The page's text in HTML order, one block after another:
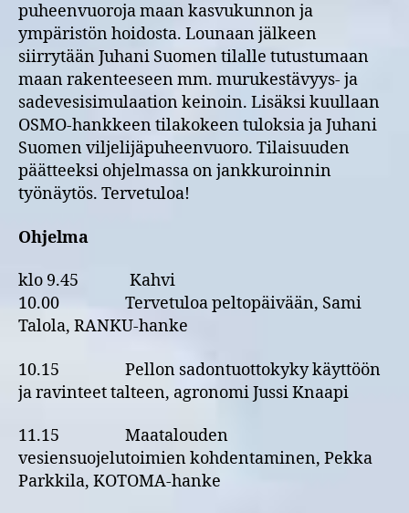
puheenvuoroja maan kasvukunnon ja
ympäristön hoidosta. Lounaan jälkeen
siirrytään Juhani Suomen tilalle tutustumaan
maan rakenteeseen mm. murukestävyys- ja
sadevesisimulaation keinoin. Lisäksi kuullaan
OSMO-hankkeen tilakokeen tuloksia ja Juhani
Suomen viljelijäpuheenvuoro. Tilaisuuden
päätteeksi ohjelmassa on jankkuroinnin
työnäytös. Tervetuloa!
Ohjelma
klo 9.45 Kahvi
10.00 Tervetuloa peltopäivään, Sami
Talola, RANKU-hanke
10.15 Pellon sadontuottokyky käyttöön
ja ravinteet talteen, agronomi Jussi Knaapi
11.15 Maatalouden
vesiensuojelutoimien kohdentaminen, Pekka
Parkkila, KOTOMA-hanke